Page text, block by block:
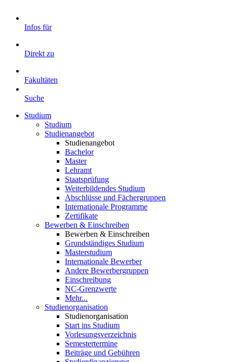
Infos für
Direkt zu
Fakultäten
Suche
Studium
Studium
Studienangebot
Studienangebot
Bachelor
Master
Lehramt
Staatsprüfung
Weiterbildendes Studium
Abschlüsse und Fächergruppen
Internationale Programme
Zertifikate
Bewerben & Einschreiben
Bewerben & Einschreiben
Grundständiges Studium
Masterstudium
Internationale Bewerber
Andere Bewerbergruppen
Einschreibung
NC-Grenzwerte
Mehr...
Studienorganisation
Studienorganisation
Start ins Studium
Vorlesungsverzeichnis
Semestertermine
Beiträge und Gebühren